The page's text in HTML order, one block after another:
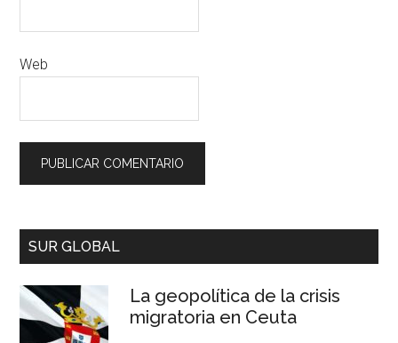
Web
SUR GLOBAL
La geopolítica de la crisis
migratoria en Ceuta